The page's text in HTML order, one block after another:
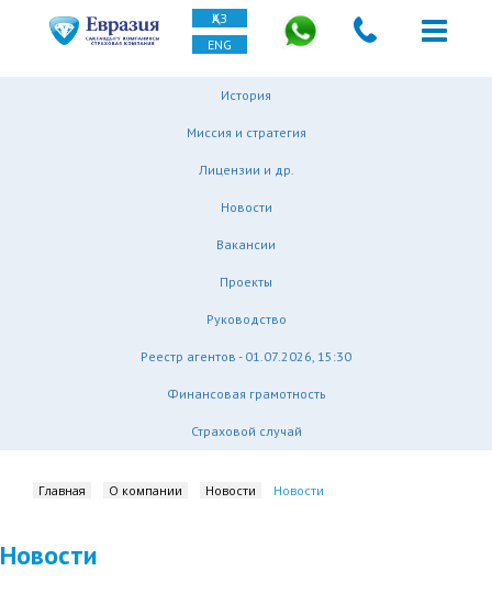
ҚАЗ
ENG
История
Миссия и стратегия
Лицензии и др.
Новости
Вакансии
Проекты
Руководство
Реестр агентов - 01.07.2026, 15:30
Финансовая грамотность
Страховой случай
Главная О компании Новости Новости
Новости